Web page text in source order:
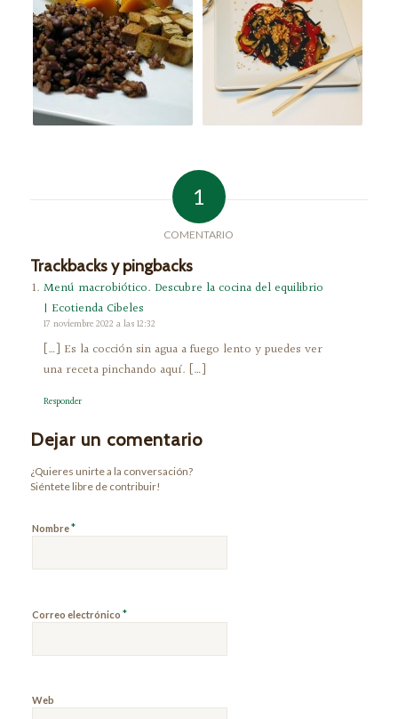
1
COMENTARIO
Trackbacks y pingbacks
Menú macrobiótico. Descubre la cocina del equilibrio
| Ecotienda Cibeles
17 noviembre 2022 a las 12:32
[…] Es la cocción sin agua a fuego lento y puedes ver
una receta pinchando aquí. […]
Responder
Dejar un comentario
¿Quieres unirte a la conversación?
Siéntete libre de contribuir!
Nombre*
Correo electrónico *
Web